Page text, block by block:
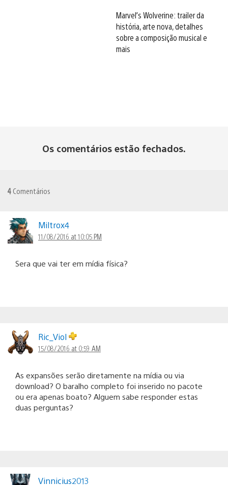
Marvel’s Wolverine: trailer da
história, arte nova, detalhes
sobre a composição musical e
mais
Os comentários estão fechados.
4 Comentários
Miltrox4
11/08/2016 at 10:05 PM
Sera que vai ter em mídia física?
Ric_Viol
15/08/2016 at 0:59 AM
As expansões serão diretamente na mídia ou via
download? O baralho completo foi inserido no pacote
ou era apenas boato? Alguem sabe responder estas
duas perguntas?
Vinnicius2013